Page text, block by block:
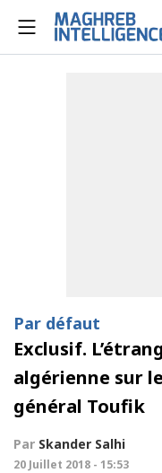
Par défaut
Exclusif.
algérienne sur
général Toufik
Par Skander Salhi
20 Juillet 2018 - 15:53